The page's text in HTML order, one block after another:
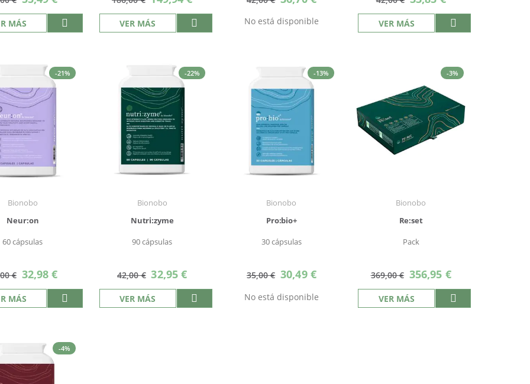
especial
MÁS
especial
VER MÁS
especial
No está disponible
especial
VER MÁS
-21%
Bionobo
Neur:on
60 cápsulas
€ Precio
especial
32,98 €
MÁS
-22%
Bionobo
Nutri:zyme
90 cápsulas
42,00 € Precio
especial
32,95 €
VER MÁS
-13%
Bionobo
Pro:bio+
30 cápsulas
35,00 € Precio
especial
30,49 €
No está disponible
-3%
Bionobo
Re:set
Pack
369,00 € Precio
especial
356,95 €
VER MÁS
-4%